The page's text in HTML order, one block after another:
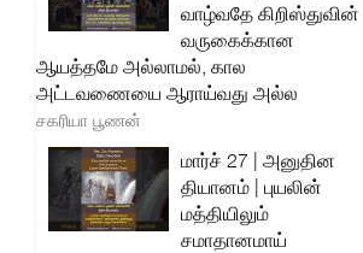
வாழ்வதே கிறிஸ்துவின்
வருகைக்கான
ஆயத்தமே அல்லாமல், கால
அட்டவணையை ஆராய்வது அல்ல
சகரியா பூணன்
மார்ச் 27 | அனுதின
தியானம் | புயலின்
மத்தியிலும்
சமாதானமாய்